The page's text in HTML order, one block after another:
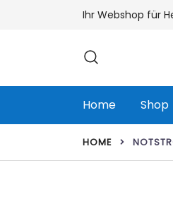
Ihr Webshop für
Home Shop
HOME